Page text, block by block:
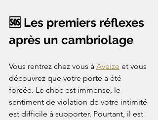
🆘 Les premiers réflexes
après un cambriolage
Vous rentrez chez vous à Aveize et vous
découvrez que votre porte a été
forcée. Le choc est immense, le
sentiment de violation de votre intimité
est difficile à supporter. Pourtant, il est